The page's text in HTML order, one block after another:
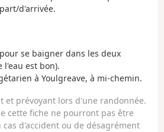
d'arrivée.
se baigner dans les deux
l'eau est bon).
à Youlgreave, à mi-chemin.
et prévoyant lors d'une randonnée.
cette fiche ne pourront pas être
d'accident ou de désagrément